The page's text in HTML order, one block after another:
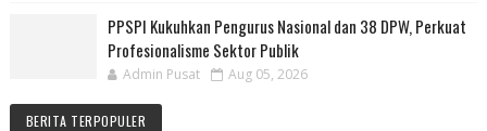
PPSPI Kukuhkan Pengurus Nasional dan 38 DPW, Perkuat
Profesionalisme Sektor Publik
Admin Pusat Aug 05, 2026
BERITA TERPOPULER